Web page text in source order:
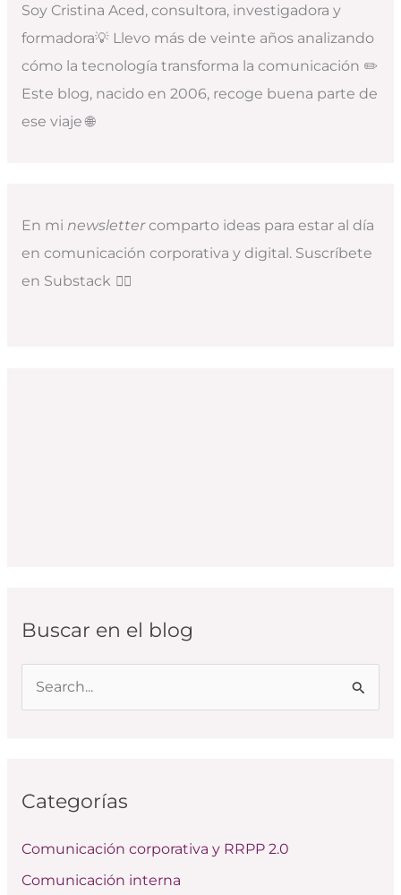
Soy Cristina Aced, consultora, investigadora y
formadora💡 Llevo más de veinte años analizando
cómo la tecnología transforma la comunicación ✏️
Este blog, nacido en 2006, recoge buena parte de
ese viaje 🌐
En mi newslettercomparto ideas para estar al día
en comunicación corporativa y digital. Suscríbete
en Substack 👇🏻
Buscar en el blog
a
p
o
Categorías
Comunicación corporativa y RRPP 2.0
Comunicación interna